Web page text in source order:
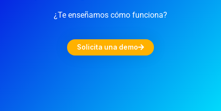
¿Te enseñamos cómo funciona?
Solicita una demo